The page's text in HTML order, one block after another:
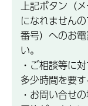
上記ボタン（
になれません
番号）へのお
い。
・ご相談等に
多少時間を要す
・お問い合せ